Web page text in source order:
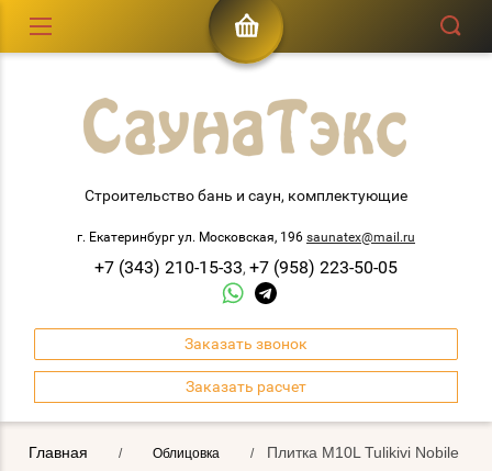
Строительство бань и саун, комплектующие
г. Екатеринбург ул. Московская, 196 saunatex@mail.ru
+7 (343) 210-15-33, +7 (958) 223-50-05
Заказать звонок
Заказать расчет
Главная / Облицовка / Плитка M10L Tulikivi Nobile